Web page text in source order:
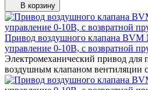
В корзину
Привод воздушного клапана
управление 0-10В, с возвратной
Электромеханический привод для
воздушным клапаном вентиляции